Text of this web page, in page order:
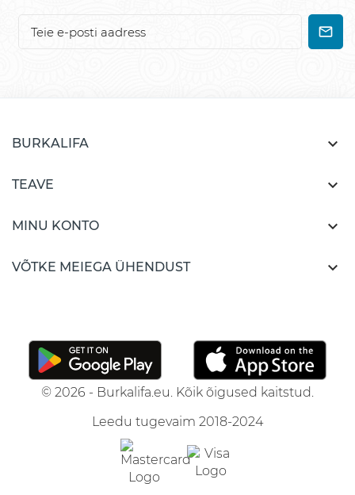
BURKALIFA 
TEAVE 
MINU KONTO 
VÕTKE MEIEGA ÜHENDUST 
© 2026 - Burkalifa.eu. Kõik õigused kaitstud.
Leedu tugevaim 2018-2024